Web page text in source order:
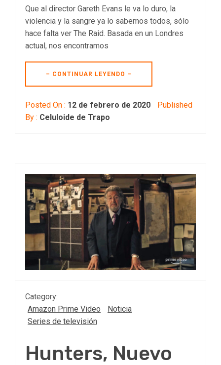
Que al director Gareth Evans le va lo duro, la
violencia y la sangre ya lo sabemos todos, sólo
hace falta ver The Raid. Basada en un Londres
actual, nos encontramos
– CONTINUAR LEYENDO –
Posted On : 12 de febrero de 2020
Published
By : Celuloide de Trapo
Category:
Amazon Prime Video
Noticia
Series de televisión
Hunters, Nuevo